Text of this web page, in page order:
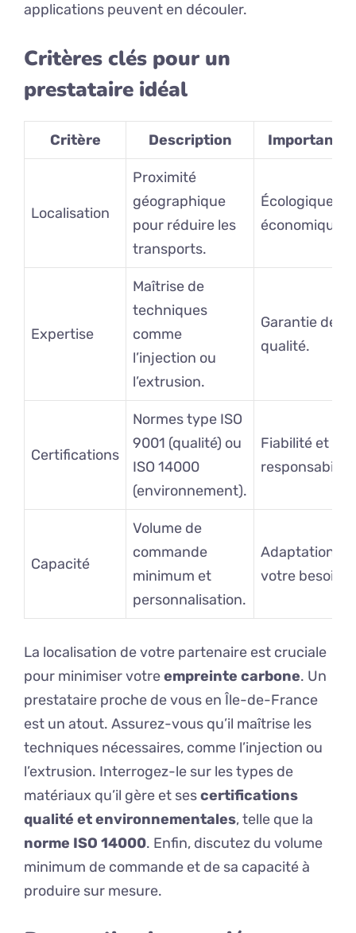
applications peuvent en découler.
Critères clés pour un
prestataire idéal
Critère Description Importance
Localisation
Proximité
géographique
pour réduire les
transports.
Écologique et
économique.
Expertise
Maîtrise de
techniques
comme
l’injection ou
l’extrusion.
Garantie de
qualité.
Certifications
Normes type ISO
9001 (qualité) ou
ISO 14000
(environnement).
Fiabilité et
Capacité
Volume de
commande
minimum et
personnalisation.
Adaptation à
votre besoin.
La localisation de votre partenaire est cruciale
pour minimiser votreempreinte carbone. Un
prestataire proche de vous en Île-de-France
est un atout. Assurez-vous qu’il maîtrise les
techniques nécessaires, comme l’injection ou
l’extrusion. Interrogez-le sur les types de
matériaux qu’il gère et sescertifications
qualité et environnementales, telle que la
norme ISO 14000. Enfin, discutez du volume
minimum de commande et de sa capacité à
produire sur mesure.